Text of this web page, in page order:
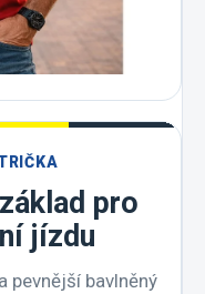
pro
jízdu
pevnější bavlněný